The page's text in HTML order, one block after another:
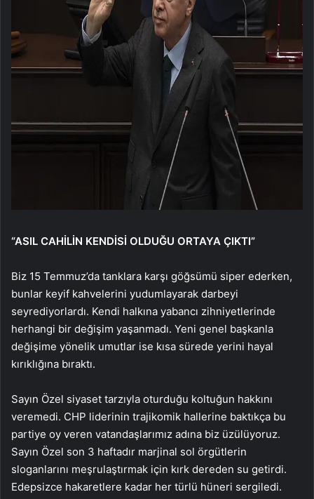
“ASIL CAHİLİN KENDİSİ OLDUĞU ORTAYA ÇIKTI”
Biz 15 Temmuz’da tanklara karşı göğsümü siper ederken,
bunlar keyif kahvelerini yudumlayarak darbeyi
seyrediyorlardı. Kendi halkına yabancı zihniyetlerinde
herhangi bir değişim yaşanmadı. Yeni genel başkanla
değişime yönelik umutlar ise kısa sürede yerini hayal
kırıklığına bıraktı.
Sayın Özel siyaset tarzıyla oturduğu koltuğun hakkını
veremedi. CHP liderinin trajikomik hallerine baktıkça bu
partiye oy veren vatandaşlarımız adına biz üzülüyoruz.
Sayın Özel son 3 haftadır marjinal sol örgütlerin
sloganlarını meşrulaştırmak için kırk dereden su getirdi.
Edepsizce hakaretlere kadar her türlü hüneri sergiledi.